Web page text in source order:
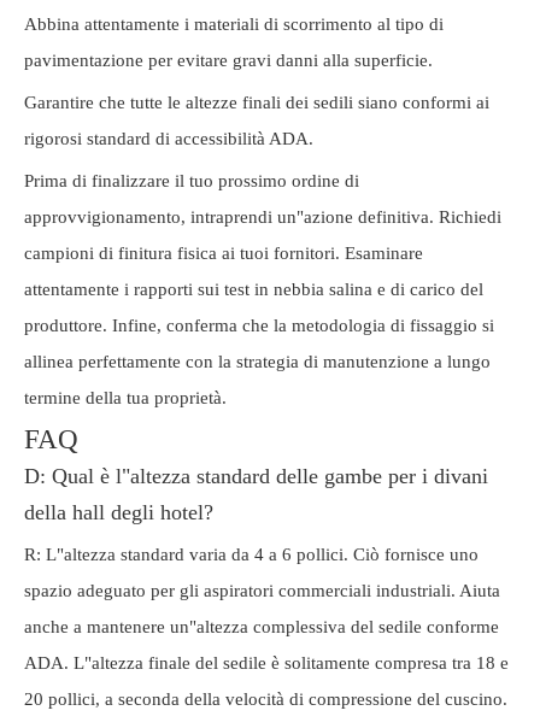
Abbina attentamente i materiali di scorrimento al tipo di
pavimentazione per evitare gravi danni alla superficie.
Garantire che tutte le altezze finali dei sedili siano conformi ai
rigorosi standard di accessibilità ADA.
Prima di finalizzare il tuo prossimo ordine di
approvvigionamento, intraprendi un"azione definitiva. Richiedi
campioni di finitura fisica ai tuoi fornitori. Esaminare
attentamente i rapporti sui test in nebbia salina e di carico del
produttore. Infine, conferma che la metodologia di fissaggio si
allinea perfettamente con la strategia di manutenzione a lungo
termine della tua proprietà.
FAQ
D: Qual è l"altezza standard delle gambe per i divani
della hall degli hotel?
R: L"altezza standard varia da 4 a 6 pollici. Ciò fornisce uno
spazio adeguato per gli aspiratori commerciali industriali. Aiuta
anche a mantenere un"altezza complessiva del sedile conforme
ADA. L"altezza finale del sedile è solitamente compresa tra 18 e
20 pollici, a seconda della velocità di compressione del cuscino.